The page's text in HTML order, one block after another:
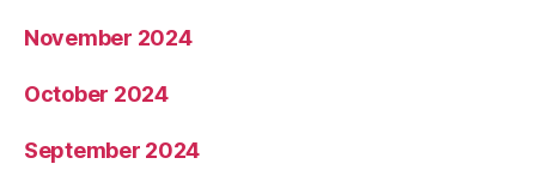
November 2024
October 2024
September 2024